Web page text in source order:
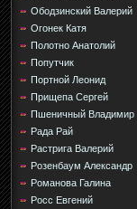
Ободзинский Валерий
Огонек Катя
Полотно Анатолий
Попутчик
Портной Леонид
Прищепа Сергей
Пшеничный Владимир
Рада Рай
Растрига Валерий
Розенбаум Александр
Романова Галина
Росс Евгений